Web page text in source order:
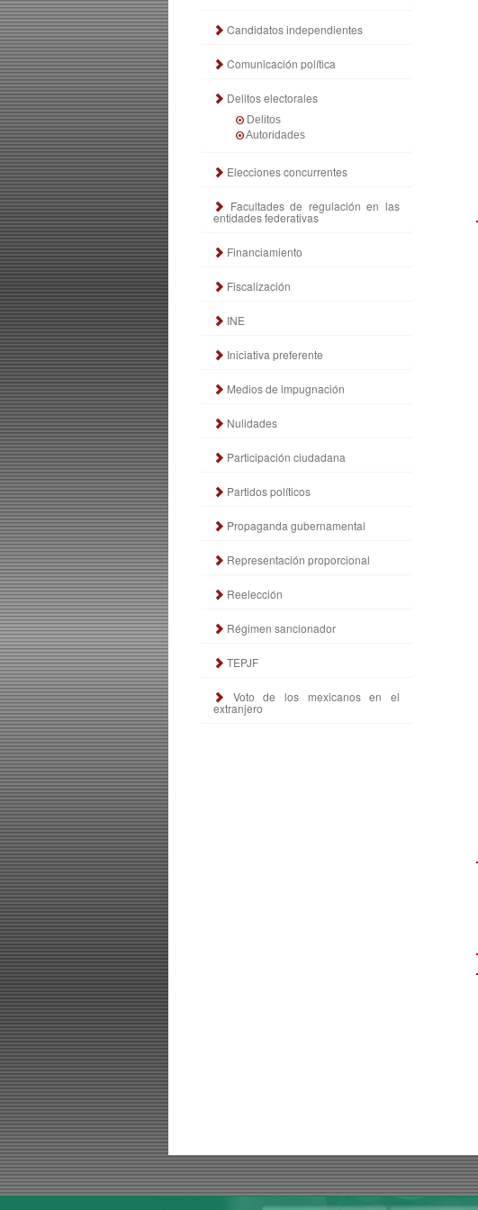
Candidatos independientes
Comunicación política
Delitos electorales
Delitos
Autoridades
Elecciones concurrentes
Facultades de regulación en las
entidades federativas
Financiamiento
Fiscalización
INE
Iniciativa preferente
Medios de impugnación
Nulidades
Participación ciudadana
Partidos políticos
Propaganda gubernamental
Representación proporcional
Reelección
Régimen sancionador
TEPJF
Voto de los mexicanos en el
extranjero